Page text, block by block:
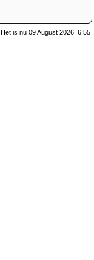
Het is nu 09 August 2026, 6:55